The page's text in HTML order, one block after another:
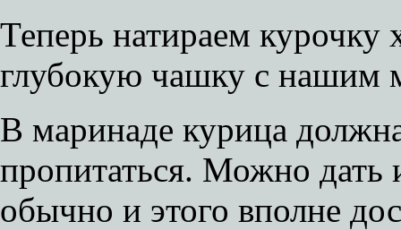
Теперь натираем
глубокую чашку с нашим
В маринаде курица
пропитаться. Можно
обычно и этого вполне